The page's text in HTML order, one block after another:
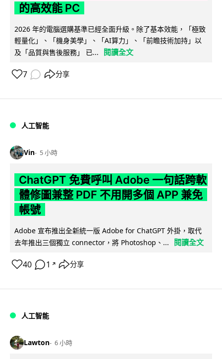
的高效能 PC
2026 年的電腦選購基準已經全面升級。除了基本效能，「極致
輕量化」、「機身美學」、「AI算力」、「前瞻技術加持」以
及「品質與售後服務」 已...
閱讀全文
7 分享
人工智能
Vin 5 小時
ChatGPT 免費呼叫 Adobe 一句話跨軟
體修圖兼整 PDF 不用開多個 APP 兼免
帳號
Adobe 宣布推出全新統一版 Adobe for ChatGPT 外掛，取代
去年推出三個獨立 connector，將 Photoshop、...
閱讀全文
40 1 ↗ 分享
人工智能
Lawton 6 小時